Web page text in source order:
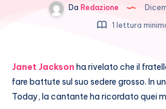
Da Redazione
1 lettura
Janet Jackson ha rivelato che il
fare battute sul suo sedere grosso. In
Today, la cantante ha ricordato quei